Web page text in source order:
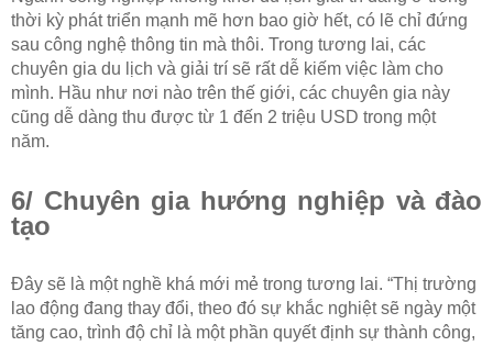
thời kỳ phát triển mạnh mẽ hơn bao giờ hết, có lẽ chỉ đứng
sau công nghệ thông tin mà thôi. Trong tương lai, các
chuyên gia du lịch và giải trí sẽ rất dễ kiếm việc làm cho
mình. Hầu như nơi nào trên thế giới, các chuyên gia này
cũng dễ dàng thu được từ 1 đến 2 triệu USD trong một
năm.
6/ Chuyên gia hướng nghiệp và đào
tạo
Đây sẽ là một nghề khá mới mẻ trong tương lai. “Thị trường
lao động đang thay đổi, theo đó sự khắc nghiệt sẽ ngày một
tăng cao, trình độ chỉ là một phần quyết định sự thành công,